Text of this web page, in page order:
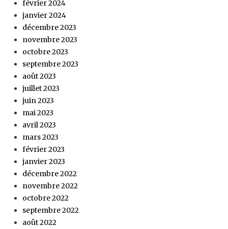
février 2024
janvier 2024
décembre 2023
novembre 2023
octobre 2023
septembre 2023
août 2023
juillet 2023
juin 2023
mai 2023
avril 2023
mars 2023
février 2023
janvier 2023
décembre 2022
novembre 2022
octobre 2022
septembre 2022
août 2022